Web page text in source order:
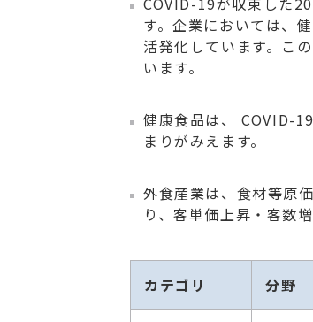
す。企業においては、
活発化しています。こ
います。
健康食品は、 COVID-
まりがみえます。
外食産業は、食材等原
り、客単価上昇・客数
カテゴリ 分野